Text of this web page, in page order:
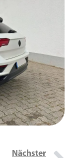
Nächster